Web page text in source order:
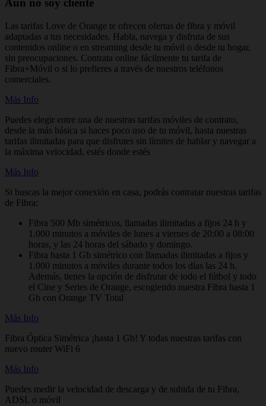
Aún no soy cliente
Las tarifas Love de Orange te ofrecen ofertas de fibra y móvil
adaptadas a tus necesidades. Habla, navega y disfruta de sus
contenidos online o en streaming desde tu móvil o desde tu hogar,
sin preocupaciones. Contrata online fácilmente tu tarifa de
Fibra+Móvil o si lo prefieres a través de nuestros teléfonos
comerciales.
Más Info
Puedes elegir entre una de nuestras tarifas móviles de contrato,
desde la más básica si haces poco uso de tu móvil, hasta nuestras
tarifas ilimitadas para que disfrutes sin límites de hablar y navegar a
la máxima velocidad, estés donde estés
Más Info
Si buscas la mejor conexión en casa, podrás contratar nuestras tarifas
de Fibra:
Fibra 500 Mb simétricos, llamadas ilimitadas a fijos 24 h y
1.000 minutos a móviles de lunes a viernes de 20:00 a 08:00
horas, y las 24 horas del sábado y domingo.
Fibra hasta 1 Gb simétrico con llamadas ilimitadas a fijos y
1.000 minutos a móviles durante todos los días las 24 h.
Además, tienes la opción de disfrutar de todo el fútbol y todo
el Cine y Series de Orange, escogiendo nuestra Fibra hasta 1
Gb con Orange TV Total
Más Info
Fibra Óptica Simétrica ¡hasta 1 Gb! Y todas nuestras tarifas con
nuevo router WiFi 6
Más Info
Puedes medir la velocidad de descarga y de subida de tu Fibra,
ADSL o móvil